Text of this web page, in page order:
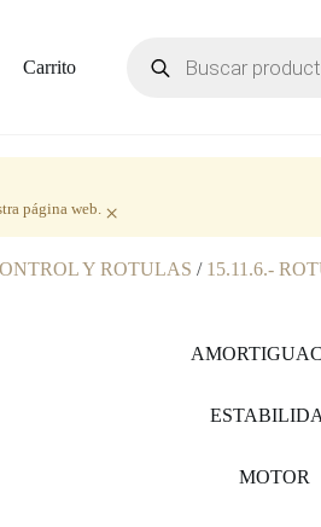
Carrito
página web. ×
Y ROTULAS / 15.11.6.-
MOTOR